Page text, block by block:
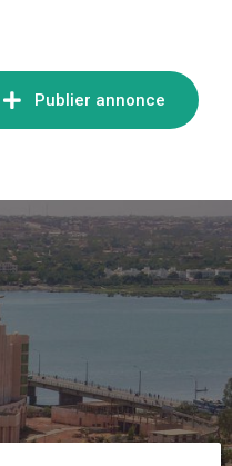
Publier annonce